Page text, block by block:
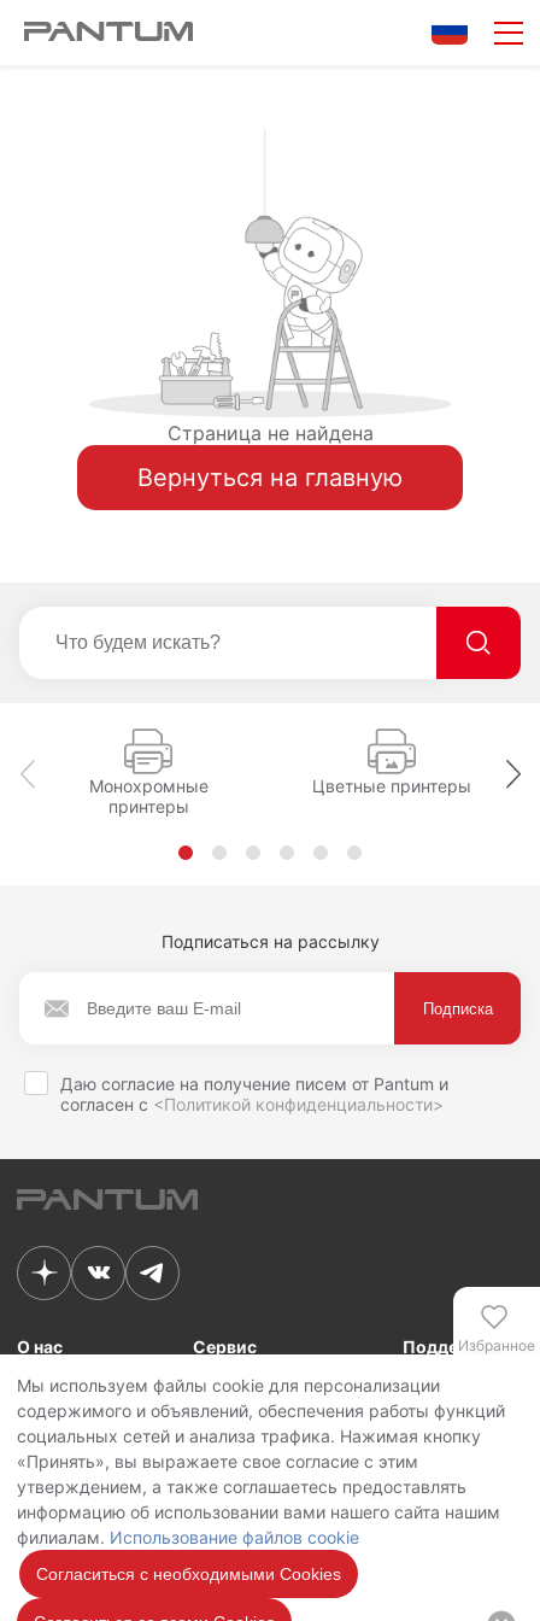
Страница не найдена
Вернуться на главную
Монохромные
принтеры
Цветные принтеры
Подписаться на рассылку
Даю согласие на получение писем от Pantum и
согласен с <Политикой конфиденциальности>
Мы используем файлы cookie для персонализации
содержимого и объявлений, обеспечения работы функций
социальных сетей и анализа трафика. Нажимая кнопку
«Принять», вы выражаете свое согласие с этим
утверждением, а также соглашаетесь предоставлять
информацию об использовании вами нашего сайта нашим
филиалам. Использование файлов cookie
Согласиться с необходимыми Cookies
Избранное
Сравнение
О нас
Связь с Pantum
Новости
Контакты
Сервис
Сервисные центры
Сервисная политика
Поддержка
Для сотрудников
Для партнеров
Личный кабинет
Copyright © 2026 Pantum International Limited. Все права защищены
Политика конфиденциальности
Политика обработки персональных данных
Использование файлов cookie